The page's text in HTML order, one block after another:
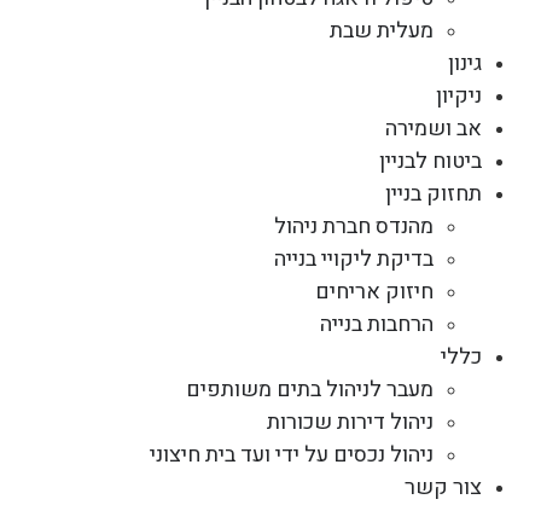
מעלית שבת
גינון
ניקיון
אב ושמירה
ביטוח לבניין
תחזוק בניין
מהנדס חברת ניהול
בדיקת ליקויי בנייה
חיזוק אריחים
הרחבות בנייה
כללי
מעבר לניהול בתים משותפים
ניהול דירות שכורות
ניהול נכסים על ידי ועד בית חיצוני
צור קשר